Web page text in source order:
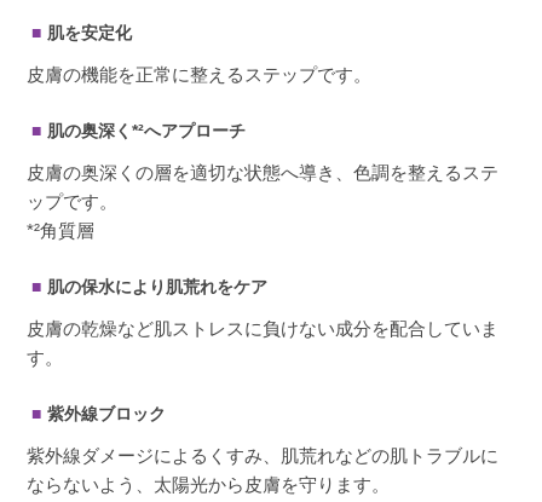
肌を安定化
皮膚の機能を正常に整えるステップです。
肌の奥深く*²へアプローチ
皮膚の奥深くの層を適切な状態へ導き、色調を整えるステ
ップです。
*²角質層
肌の保水により肌荒れをケア
皮膚の乾燥など肌ストレスに負けない成分を配合していま
す。
紫外線ブロック
紫外線ダメージによるくすみ、肌荒れなどの肌トラブルに
ならないよう、太陽光から皮膚を守ります。